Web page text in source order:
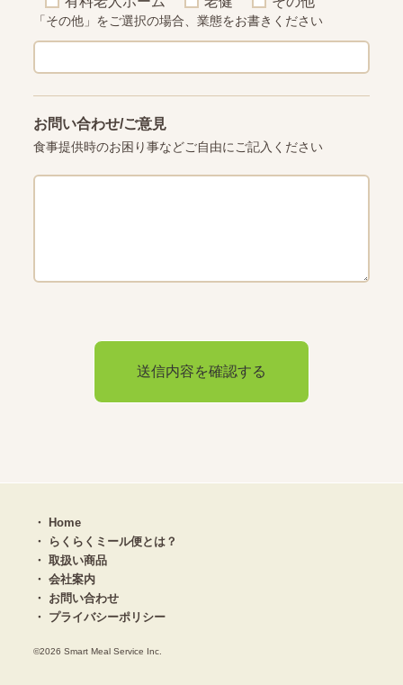
「その他」をご選択の場合、業態をお書きください
お問い合わせ/ご意見
食事提供時のお困り事などご自由にご記入ください
Home
らくらくミール便とは？
取扱い商品
会社案内
お問い合わせ
プライバシーポリシー
©2026 Smart Meal Service Inc.